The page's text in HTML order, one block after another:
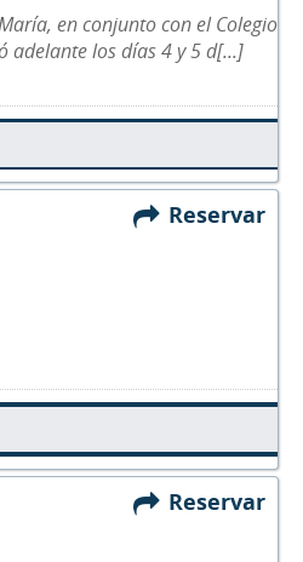
en conjunto con el Colegio
adelante los días 4 y 5 d[...]
Reservar
Reservar